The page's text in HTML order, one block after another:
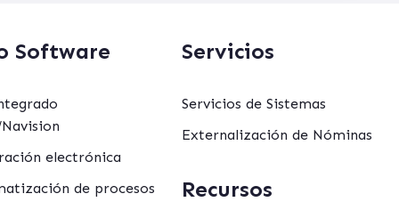
Software
Navision
electrónica
de procesos
Servicios
Servicios de Sistemas
Externalización de Nóminas
Recursos